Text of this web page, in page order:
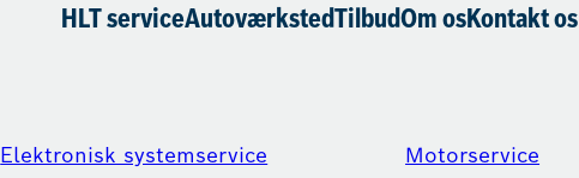
HLT serviceAutoværkstedTilbudOm osKontakt os
Elektronisk systemservice
Motorservice